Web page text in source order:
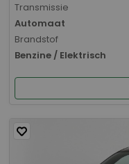
Transmissie
Automaat
Brandstof
Benzine / Elektrisch